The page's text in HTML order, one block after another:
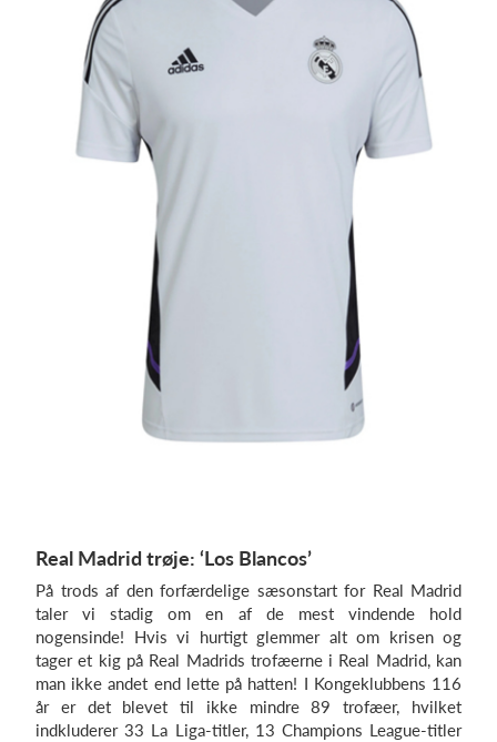
Real Madrid trøje: ‘Los Blancos’
På trods af den forfærdelige sæsonstart for Real Madrid
taler vi stadig om en af de mest vindende hold
nogensinde! Hvis vi hurtigt glemmer alt om krisen og
tager et kig på Real Madrids trofæerne i Real Madrid, kan
man ikke andet end lette på hatten! I Kongeklubbens 116
år er det blevet til ikke mindre 89 trofæer, hvilket
indkluderer 33 La Liga-titler, 13 Champions League-titler